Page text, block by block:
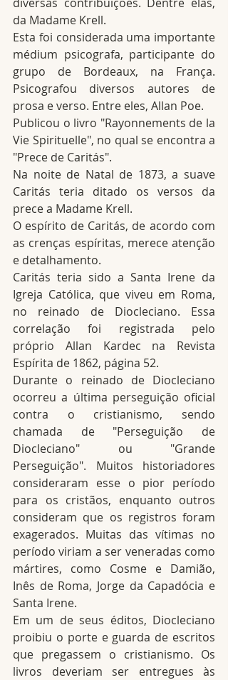
da Madame Krell.
Esta foi considerada uma importante
médium psicografa, participante do
grupo de Bordeaux, na França.
Psicografou diversos autores de
prosa e verso. Entre eles, Allan Poe.
Publicou o livro "Rayonnements de la
Vie Spirituelle", no qual se encontra a
"Prece de Caritás".
Na noite de Natal de 1873, a suave
Caritás teria ditado os versos da
prece a Madame Krell.
O espírito de Caritás, de acordo com
as crenças espíritas, merece atenção
e detalhamento.
Caritás teria sido a Santa Irene da
Igreja Católica, que viveu em Roma,
no reinado de Diocleciano. Essa
correlação foi registrada pelo
próprio Allan Kardec na Revista
Espírita de 1862, página 52.
Durante o reinado de Diocleciano
ocorreu a última perseguição oficial
contra o cristianismo, sendo
chamada de "Perseguição de
Diocleciano" ou "Grande
Perseguição". Muitos historiadores
consideraram esse o pior período
para os cristãos, enquanto outros
consideram que os registros foram
exagerados. Muitas das vítimas no
período viriam a ser veneradas como
mártires, como Cosme e Damião,
Inês de Roma, Jorge da Capadócia e
Santa Irene.
Em um de seus éditos, Diocleciano
proibiu o porte e guarda de escritos
que pregassem o cristianismo. Os
livros deveriam ser entregues às